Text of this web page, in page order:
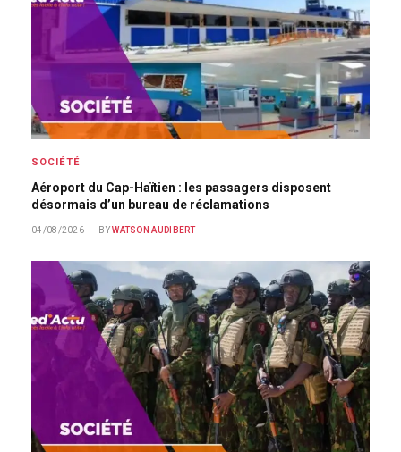
SOCIÉTÉ
Aéroport du Cap-Haïtien : les passagers disposent
désormais d’un bureau de réclamations
04/08/2026 BY WATSON AUDIBERT